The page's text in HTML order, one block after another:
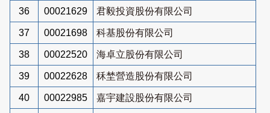
36 00021629 君毅投資股份有限公司
37 00021698 科基股份有限公司
38 00022520 海卓立股份有限公司
39 00022628 秝埜營造股份有限公司
40 00022985 嘉宇建設股份有限公司